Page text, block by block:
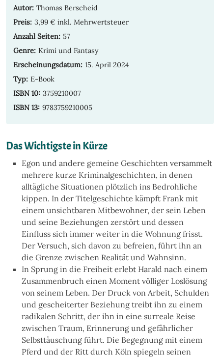
Autor: Thomas Berscheid
Preis: 3,99 € inkl. Mehrwertsteuer
Anzahl Seiten: 57
Genre: Krimi und Fantasy
Erscheinungsdatum: 15. April 2024
Typ: E-Book
ISBN 10: 3759210007
ISBN 13: 9783759210005
Das Wichtigste in Kürze
Egon und andere gemeine Geschichten versammelt
mehrere kurze Kriminalgeschichten, in denen
alltägliche Situationen plötzlich ins Bedrohliche
kippen. In der Titelgeschichte kämpft Frank mit
einem unsichtbaren Mitbewohner, der sein Leben
und seine Beziehungen zerstört und dessen
Einfluss sich immer weiter in die Wohnung frisst.
Der Versuch, sich davon zu befreien, führt ihn an
die Grenze zwischen Realität und Wahnsinn.
In Sprung in die Freiheit erlebt Harald nach einem
Zusammenbruch einen Moment völliger Loslösung
von seinem Leben. Der Druck von Arbeit, Schulden
und gescheiterter Beziehung treibt ihn zu einem
radikalen Schritt, der ihn in eine surreale Reise
zwischen Traum, Erinnerung und gefährlicher
Selbsttäuschung führt. Die Begegnung mit einem
Pferd und der Ritt durch Köln spiegeln seinen